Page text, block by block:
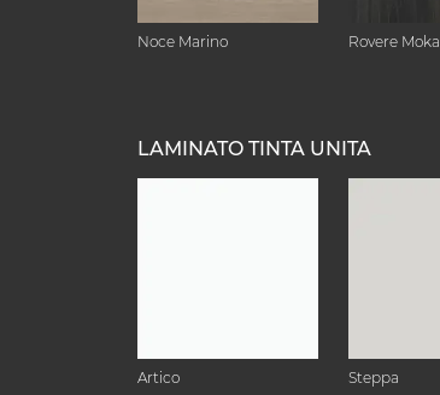
Noce Marino Rovere Moka
LAMINATO TINTA UNITA
Artico Steppa